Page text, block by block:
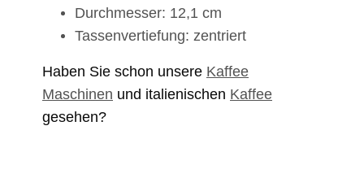
Durchmesser: 12,1 cm
Tassenvertiefung: zentriert
Haben Sie schon unsere Kaffee
Maschinen und italienischen Kaffee
gesehen?